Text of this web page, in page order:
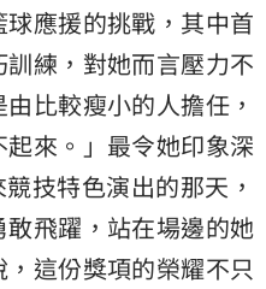
應援的挑戰，其中首
練，對她而言壓力不
比較瘦小的人擔任，
來。」最令她印象深
技特色演出的那天，
飛躍，站在場邊的她
這份獎項的榮耀不只